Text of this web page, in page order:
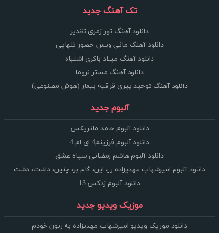
تک آهنگ جدید
دانلود آهنگ تور زمری تقدیر
دانلود آهنگ مانی ویس حضور تنهایی
دانلود آهنگ میلاد باکری اشتباه
دانلود آهنگ مستر تروما
دانلود آهنگ توحید پیری قراقیه بیمار (هوش مصنوعی)
آلبوم جدید
دانلود آلبوم حامد ماتریکس
دانلود آلبوم فرزینم4 ای ام 4
دانلود آلبوم هاشم رمضانی سپاه عشق
دانلود آلبوم امیرشهاب مهدیزاده زر، این، گام بر، چنین، داشت، دشت
دانلود آلبوم زدکس 13
موزیک ویدیو جدید
دانلود موزیک ویدیو امیرشهاب مهدیزاده به زبون خودم